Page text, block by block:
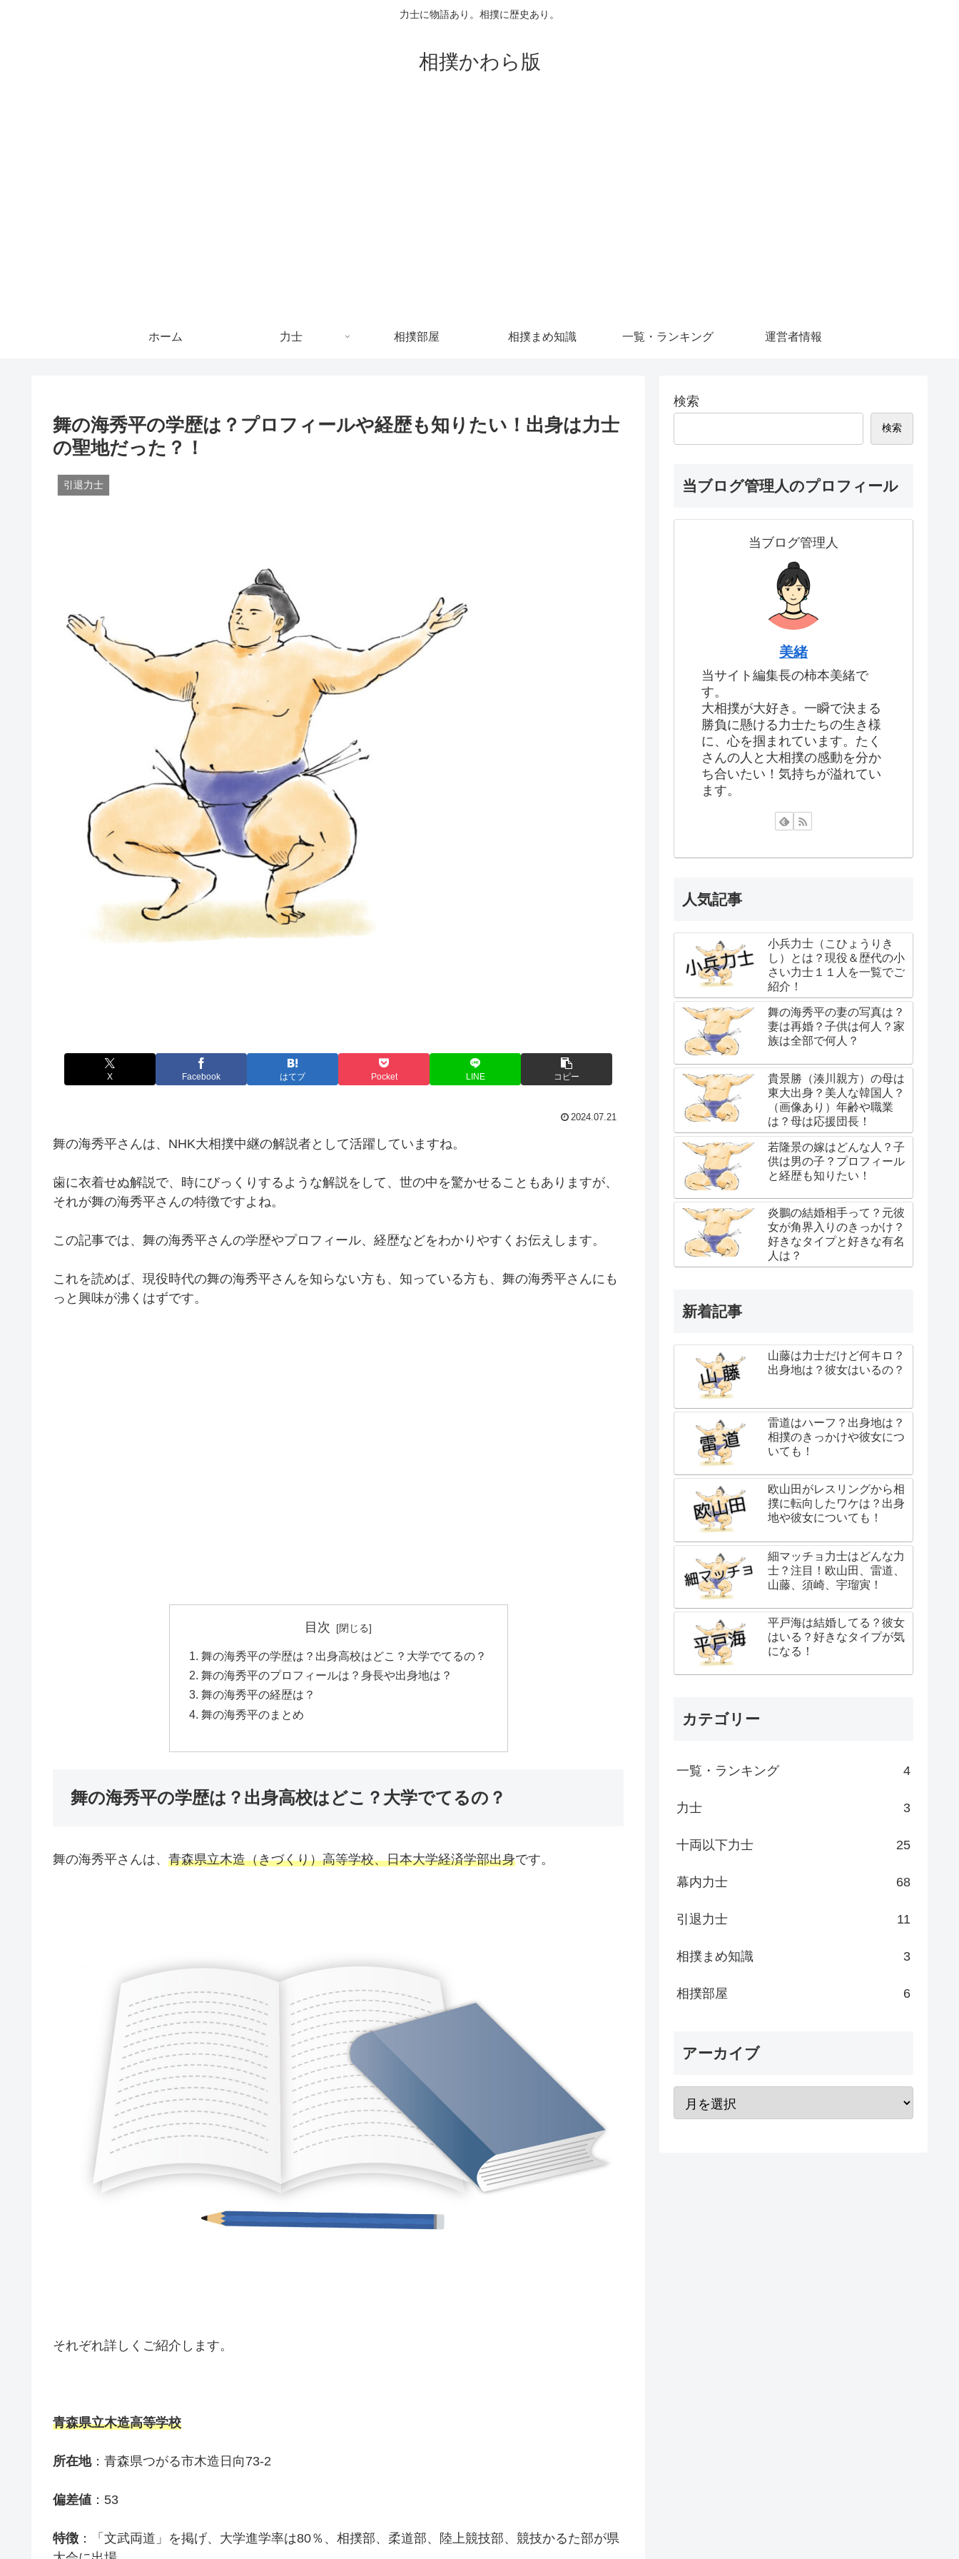
力士に物語あり。相撲に歴史あり。
相撲かわら版
ホーム 力士 相撲部屋 相撲まめ知識 一覧・ランキング 運営者情報
舞の海秀平の学歴は？プロフィールや経歴も知りたい！出身は力士
の聖地だった？！
引退力士
X Facebook はてブ Pocket LINE コピー
2024.07.21
舞の海秀平さんは、NHK大相撲中継の解説者として活躍していますね。
歯に衣着せぬ解説で、時にびっくりするような解説をして、世の中を驚かせることもありますが、
それが舞の海秀平さんの特徴ですよね。
この記事では、舞の海秀平さんの学歴やプロフィール、経歴などをわかりやすくお伝えします。
これを読めば、現役時代の舞の海秀平さんを知らない方も、知っている方も、舞の海秀平さんにも
っと興味が沸くはずです。
目次
舞の海秀平の学歴は？出身高校はどこ？大学でてるの？
舞の海秀平のプロフィールは？身長や出身地は？
舞の海秀平の経歴は？
舞の海秀平のまとめ
舞の海秀平の学歴は？出身高校はどこ？大学でてるの？
舞の海秀平さんは、 青森県立木造（きづくり）高等学校、日本大学経済学部出身です。
それぞれ詳しくご紹介します。
青森県立木造高等学校
所在地：青森県つがる市木造日向73-2
偏差値 ：53
特徴 ：「文武両道」を掲げ、大学進学率は80％、相撲部、柔道部、陸上競技部、競技かるた部が県
検索
検索
当ブログ管理人のプロフィール
当ブログ管理人
美緒
当サイト編集長の柿本美緒で
す。
大相撲が大好き。一瞬で決まる
勝負に懸ける力士たちの生き様
に、心を掴まれています。たく
さんの人と大相撲の感動を分か
ち合いたい！気持ちが溢れてい
ます。
人気記事
小兵力士（こひょうりき
し）とは？現役＆歴代の小
さい力士１１人を一覧でご
紹介！
舞の海秀平の妻の写真は？
妻は再婚？子供は何人？家
族は全部で何人？
貴景勝（湊川親方）の母は
東大出身？美人な韓国人？
（画像あり）年齢や職業
は？母は応援団長！
若隆景の嫁はどんな人？子
供は男の子？プロフィール
と経歴も知りたい！
炎鵬の結婚相手って？元彼
女が角界入りのきっかけ？
好きなタイプと好きな有名
人は？
新着記事
山藤は力士だけど何キロ？
出身地は？彼女はいるの？
雷道はハーフ？出身地は？
相撲のきっかけや彼女につ
いても！
欧山田がレスリングから相
撲に転向したワケは？出身
地や彼女についても！
細マッチョ力士はどんな力
士？注目！欧山田、雷道、
山藤、須崎、宇瑠寅！
平戸海は結婚してる？彼女
はいる？好きなタイプが気
になる！
カテゴリー
一覧・ランキング 4
力士 3
十両以下力士 25
幕内力士 68
引退力士 11
相撲まめ知識 3
相撲部屋 6
アーカイブ